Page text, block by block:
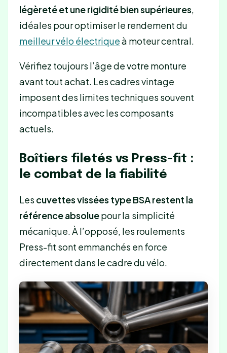
légèreté et une rigidité bien supérieures,
idéales pour optimiser le rendement du
meilleur vélo électriqueà moteur central.
Vérifiez toujours l’âge de votre monture
avant tout achat. Les cadres vintage
imposent des limites techniques souvent
incompatibles avec les composants
actuels.
Boîtiers filetés vs Press-fit :
le combat de la fiabilité
Les cuvettes vissées type BSA restent la
référence absoluepour la simplicité
mécanique. À l’opposé, les roulements
Press-fit sont emmanchés en force
directement dans le cadre du vélo.